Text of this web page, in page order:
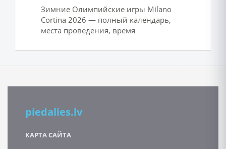
Зимние Олимпийские игры Milano
Cortina 2026 — полный календарь,
места проведения, время
piedalies.lv
КАРТА САЙТА